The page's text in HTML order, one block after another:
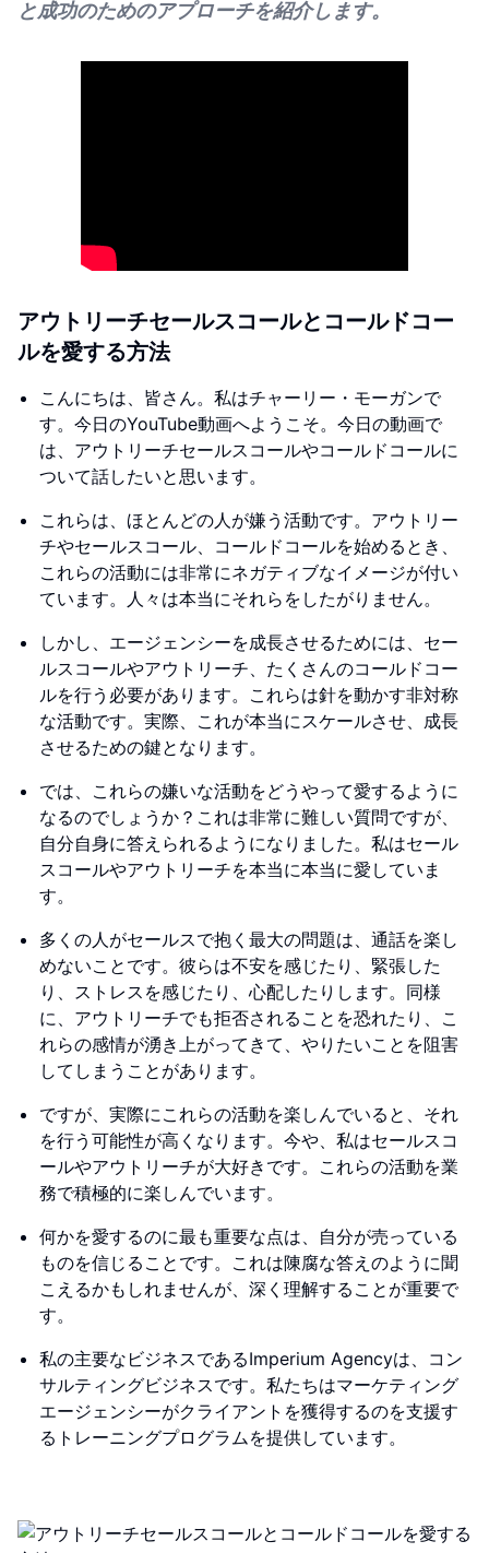
と成功のためのアプローチを紹介します。
アウトリーチセールスコールとコールドコー
ルを愛する方法
こんにちは、皆さん。私はチャーリー・モーガンで
す。今日のYouTube動画へようこそ。今日の動画で
は、アウトリーチセールスコールやコールドコールに
ついて話したいと思います。
これらは、ほとんどの人が嫌う活動です。アウトリー
チやセールスコール、コールドコールを始めるとき、
これらの活動には非常にネガティブなイメージが付い
ています。人々は本当にそれらをしたがりません。
しかし、エージェンシーを成長させるためには、セー
ルスコールやアウトリーチ、たくさんのコールドコー
ルを行う必要があります。これらは針を動かす非対称
な活動です。実際、これが本当にスケールさせ、成長
させるための鍵となります。
では、これらの嫌いな活動をどうやって愛するように
なるのでしょうか？これは非常に難しい質問ですが、
自分自身に答えられるようになりました。私はセール
スコールやアウトリーチを本当に本当に愛していま
す。
多くの人がセールスで抱く最大の問題は、通話を楽し
めないことです。彼らは不安を感じたり、緊張した
り、ストレスを感じたり、心配したりします。同様
に、アウトリーチでも拒否されることを恐れたり、こ
れらの感情が湧き上がってきて、やりたいことを阻害
してしまうことがあります。
ですが、実際にこれらの活動を楽しんでいると、それ
を行う可能性が高くなります。今や、私はセールスコ
ールやアウトリーチが大好きです。これらの活動を業
務で積極的に楽しんでいます。
何かを愛するのに最も重要な点は、自分が売っている
ものを信じることです。これは陳腐な答えのように聞
こえるかもしれませんが、深く理解することが重要で
す。
私の主要なビジネスであるImperium Agencyは、コン
サルティングビジネスです。私たちはマーケティング
エージェンシーがクライアントを獲得するのを支援す
るトレーニングプログラムを提供しています。